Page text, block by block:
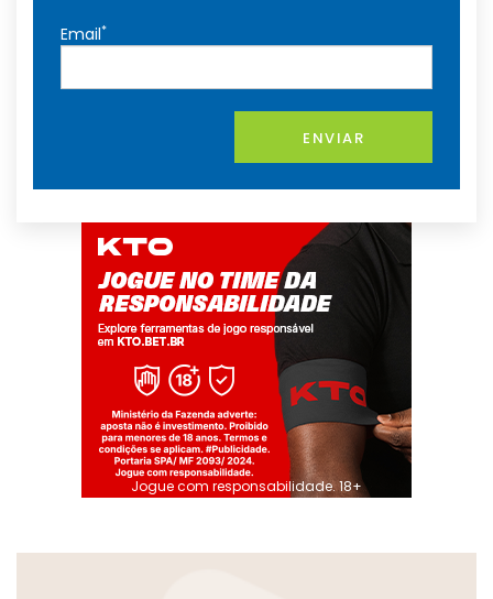
Email*
ENVIAR
Jogue com responsabilidade. 18+